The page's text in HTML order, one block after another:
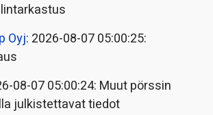
Oyj: 2026-08-07 05:00:25:
08-07 05:00:24: Muut pörssin
julkistettavat tiedot